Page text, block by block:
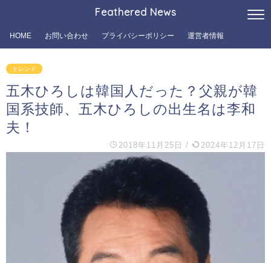
Feathered News
HOME お問い合わせ プライバシーポリシー 運営者情報
トレンド
五木ひろしは韓国人だった？父親が韓
国系技師、五木ひろしの出生名は李和
夫！
2018年11月25日 / 2024年12月17日